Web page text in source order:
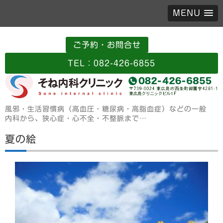
MENU
ご予約・お問合せ
TEL：082-426-6855
風邪・生活習慣病（高血圧・糖尿病・高脂血症）などの一般
内科から、狭心症・心不全・不整脈まで…
夏の絵